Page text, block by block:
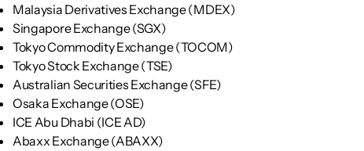
Malaysia Derivatives Exchange (MDEX)
Singapore Exchange (SGX)
Tokyo Commodity Exchange (TOCOM)
Tokyo Stock Exchange (TSE)
Australian Securities Exchange (SFE)
Osaka Exchange (OSE)
ICE Abu Dhabi (ICE AD)
Abaxx Exchange (ABAXX)